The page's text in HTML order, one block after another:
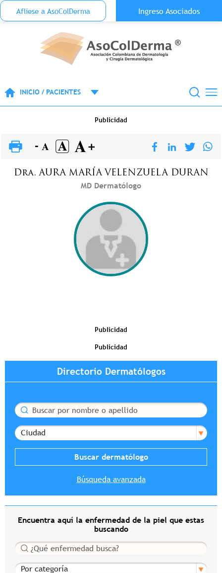
Pasar al contenido principal
Menu Top Anónimo
Aflíese a AsoColDerma Ingreso Asociados
INICIO / PACIENTES
Publicidad
Dra. AURA MARÍA VELENZUELA DURAN
MD Dermatólogo
Publicidad
Publicidad
Directorio Dermatólogos
Buscar
Ciudad
Búsqueda avanzada
Encuentra aquí la enfermedad de la piel que estas
buscando
Buscar
Por categoría